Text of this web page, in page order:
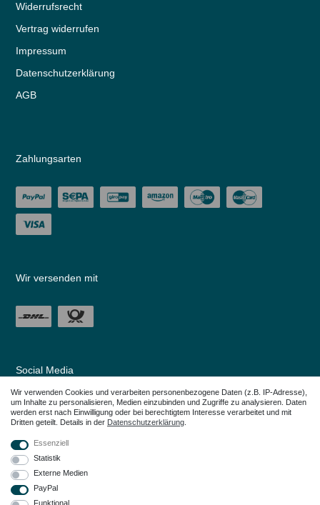
Widerrufs­recht
Vertrag widerrufen
Impressum
Daten­schutz­erklärung
AGB
Zahlungsarten
Wir versenden mit
Social Media
Wir verwenden Cookies und verarbeiten personenbezogene Daten (z.B. IP-Adresse),
um Inhalte zu personalisieren, Medien einzubinden und Zugriffe zu analysieren. Daten
werden erst nach Einwilligung oder bei berechtigtem Interesse verarbeitet und mit
Dritten geteilt. Details in der Daten­schutz­erklärung
Essenziell
Statistik
Externe Medien
PayPal
Funktional